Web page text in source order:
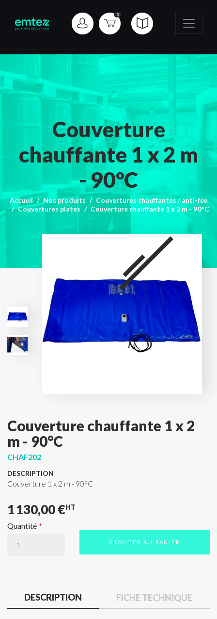
0
Couverture
chauffante 1 x 2 m
- 90°C
Accueil Nos produits
Couvertures chauffantes / anti-feu
Couvertures plates
Couverture chauffante 1 x 2 m - 90°C
Couverture chauffante 1 x 2
m - 90°C
CHAF202
DESCRIPTION
Couverture 1 x 2 m - 90°C
1 130,00 €HT
Quantité
AJOUTER AU PANIER
DESCRIPTION FICHE TECHNIQUE